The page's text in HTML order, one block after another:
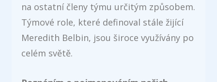
na ostatní členy týmu určitým způsobem.
Týmové role, které definoval stále žijící
Meredith Belbin, jsou široce využívány po
celém světě.